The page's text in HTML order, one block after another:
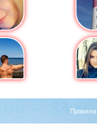
Правила